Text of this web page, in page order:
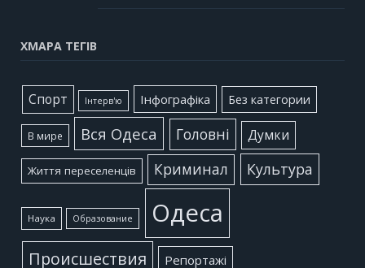
ХМАРА ТЕГІВ
Cпорт Інтерв'ю Інфографіка Без категории
В мире Вся Одеса Головні Думки
Життя переселенців Криминал Культура
Наука Образование Одеса
Происшествия Репортажі